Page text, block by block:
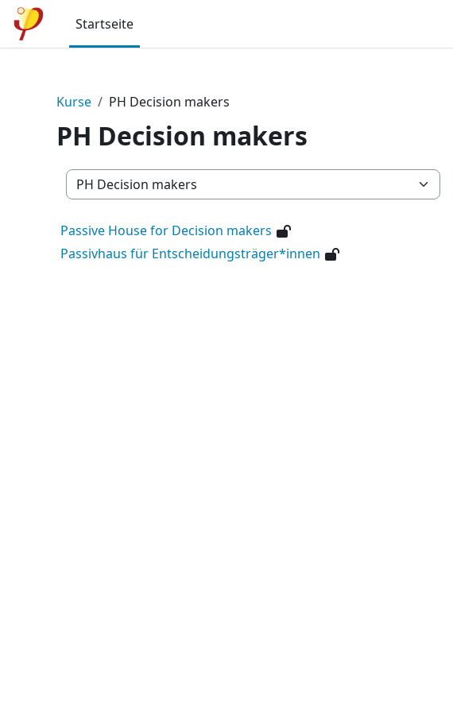
Zum Hauptinhalt
Startseite
Kurse PH Decision makers
PH Decision makers
Kursbereiche
Passive House for Decision makers
Passivhaus für Entscheidungsträger*innen